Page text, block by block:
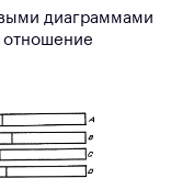
диаграммами
отношение